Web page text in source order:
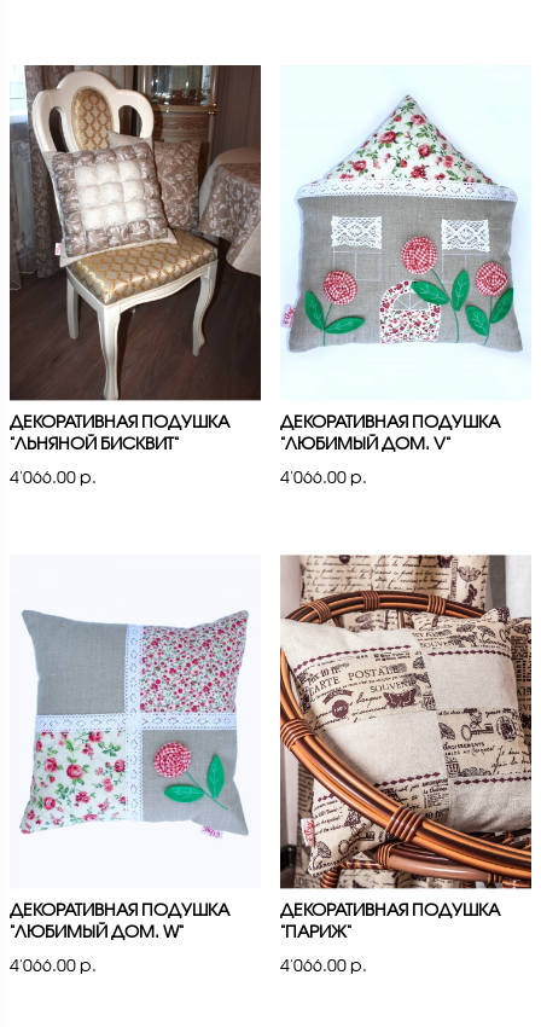
ДЕКОРАТИВНАЯ ПОДУШКА
"ЛЬНЯНОЙ БИСКВИТ"
4'066.00 р.
ДЕКОРАТИВНАЯ ПОДУШКА
"ЛЮБИМЫЙ ДОМ. V"
4'066.00 р.
ДЕКОРАТИВНАЯ ПОДУШКА
"ЛЮБИМЫЙ ДОМ. W"
4'066.00 р.
ДЕКОРАТИВНАЯ ПОДУШКА
"ПАРИЖ"
4'066.00 р.